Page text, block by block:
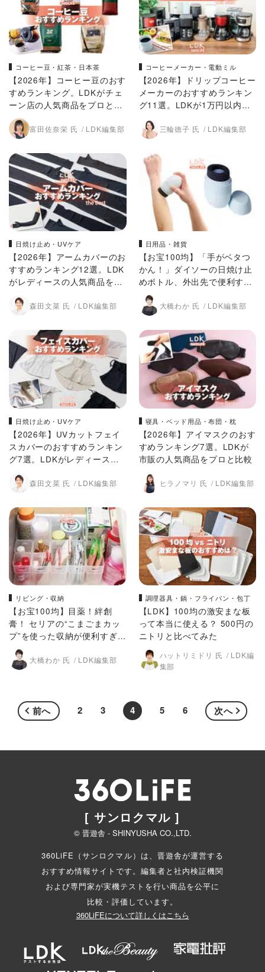
コーヒー豆・紅茶・日本茶
【2026年】コーヒー豆のおす
すめランキング。LDKがチェ
ーン店の人気商品をプロと比
較
富田佐奈栄 氏 LDK編集部
コーヒーメーカー・電動ミル
【2026年】ドリップコーヒー
メーカーのおすすめランキン
グ11選。LDKが1万円以内の
三輪徳子 氏 LDK編集部
日焼け止め・UVケア
【2026年】アームカバーのお
すすめランキング12選。LDK
がレディースの人気商品をプ
森田文菜 氏 LDK編集部
日用品・雑貨
【お宝100均】「手がベタつ
かん！」ダイソーの日焼け止
めボトル、外出先で便利すぎ
た【LDK】
大橋わか 氏 LDK編集部
日焼け止め・UVケア
【2026年】UVカットフェイ
スカバーのおすすめランキン
グ7選。LDKがレディースの
森田文菜 氏 LDK編集部
寝具・ベッド用品・布団・枕
【2026年】アイマスクのおす
すめランキング7選。LDKが
市販の人気商品をプロと比較
ヒラノマリ 氏 LDK編集部
リビング・収納
【お宝100均】目薬！絆創
膏！ セリアの“こまごまカッ
プ”を使った収納が便利すぎる
【LDK】
大橋わか 氏 LDK編集部
調理器具・鍋・フライパン・包丁
【LDK】100均の激安まな板
って本当に使える？ 500円の
ニトリと比べてみた
ハットリミドリ 氏
LDK編
集部
前へ 2 3 4 5 6 次へ
[ サンロクマル ]
© 晋遊舎 - SHINYUSHA CO.,LTD.
360LiFE（サンロクマル）は、晋遊舎が運営する
おすすめ情報サイトです。編集者と社内検証機関
および専門家が実機テストを行い商品を公平に
比較・評価しています。
360LiFEについて詳しくはこちら